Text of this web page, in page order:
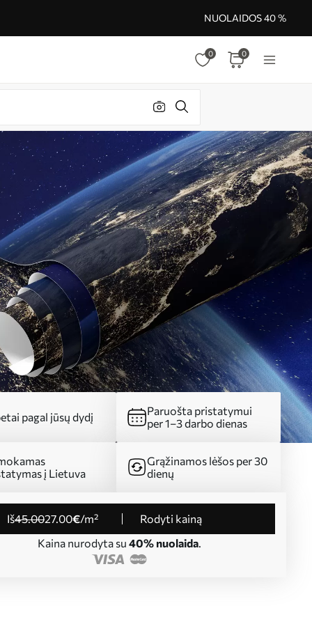
NUOLAIDOS 40 %
0 0
pagal jūsų dydį
Paruošta pristatymui
per 1–3 darbo dienas
į Lietuva
Grąžinamos lėšos per 30
dienų
iš45.0027.00€/m²
Rodyti kainą
Kaina nurodyta su 40% nuolaida.